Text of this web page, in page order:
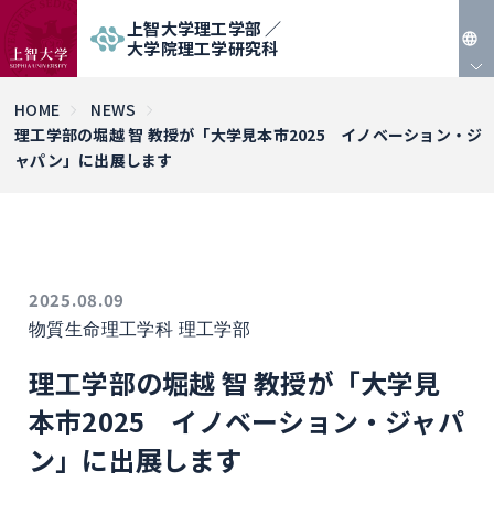
上智大学理工学部 ／
大学院理工学研究科
EN
HOME
NEWS
理工学部の堀越 智 教授が「大学見本市2025 イノベーション・ジ
ャパン」に出展します
2025.08.09
物質生命理工学科 理工学部
理工学部の堀越 智 教授が「大学見
本市2025 イノベーション・ジャパ
ン」に出展します